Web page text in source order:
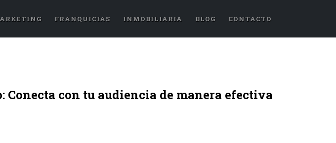
FRANQUICIAS INMOBILIARIA BLOG CONTACTO
Conecta con tu audiencia de manera efectiva